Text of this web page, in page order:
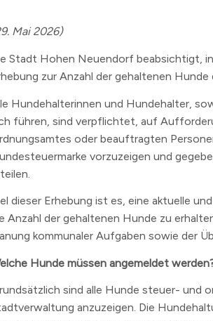
Mai 2026)
Stadt Hohen Neuendorf beabsichtigt,
zur Anzahl der gehaltenen
Hundehalterinnen und Hundehalter,
führen, sind verpflichtet, auf
oder beauftragten
vorzuzeigen und
dieser Erhebung ist es, eine aktuelle
Anzahl der gehaltenen Hunde zu
kommunaler Aufgaben sowie der
Hunde müssen angemeldet
sind alle Hunde steuer- und
anzuzeigen. Die